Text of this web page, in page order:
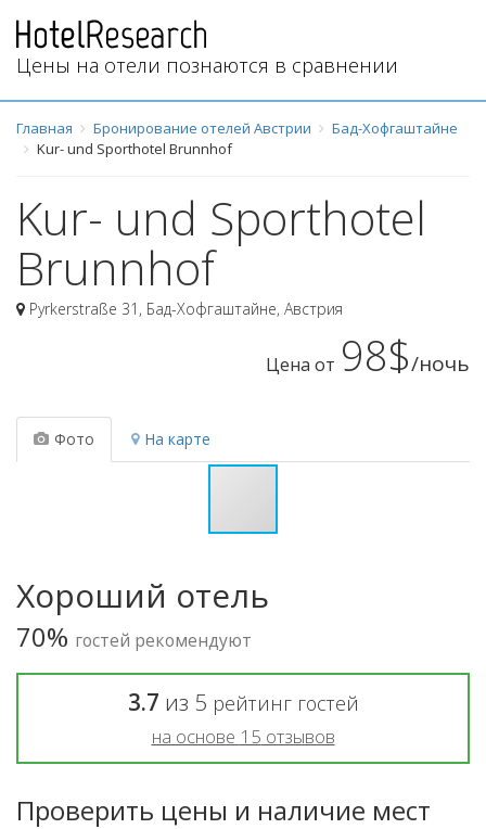
Цены на отели познаются в сравнении
Главная Бронирование отелей Австрии
Бад-Хофгаштайне
Kur- und Sporthotel Brunnhof
Kur- und Sporthotel
Brunnhof
Pyrkerstraße 31 , Бад-Хофгаштайне, Австрия
Цена от 98$/ночь
Фото На карте
Хороший отель
70% гостей рекомендуют
3.7 из 5 рейтинг гостей
на основе 15 отзывов
Проверить цены и наличие мест